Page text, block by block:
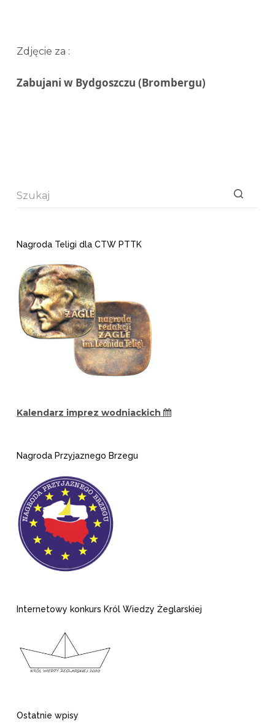
Zdjęcie za :
Zabujani w Bydgoszczu (Brombergu)
Nagroda Teligi dla CTW PTTK
Kalendarz imprez wodniackich
Nagroda Przyjaznego Brzegu
Internetowy konkurs Król Wiedzy Żeglarskiej
Ostatnie wpisy